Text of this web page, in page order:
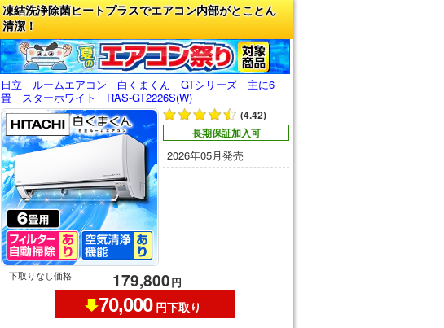
凍結洗浄除菌ヒートプラスでエアコン内部がとことん
清潔！
日立 ルームエアコン 白くまくん GTシリーズ 主に6
畳 スターホワイト RAS-GT2226S(W)
(4.42)
長期保証加入可
2026年05月発売
下取りなし価格 179,800円
70,000 円下取り